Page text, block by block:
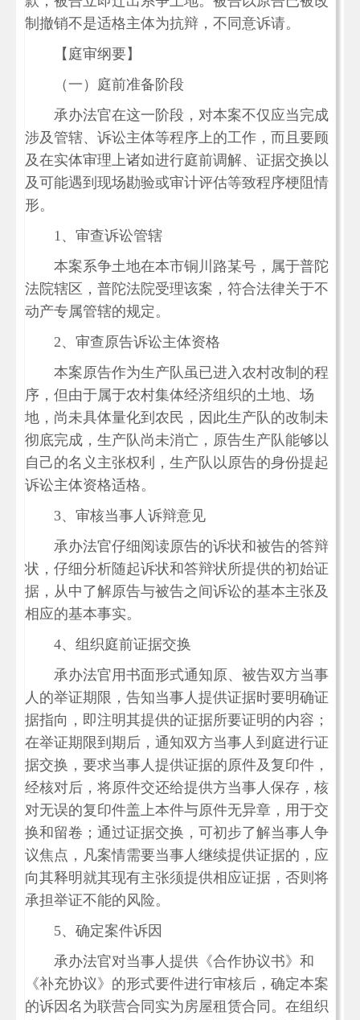
制撤销不是适格主体为抗辩，不同意诉请。
【庭审纲要】
（一）庭前准备阶段
承办法官在这一阶段，对本案不仅应当完成
涉及管辖、诉讼主体等程序上的工作，而且要顾
及在实体审理上诸如进行庭前调解、证据交换以
及可能遇到现场勘验或审计评估等致程序梗阻情
形。
1、审查诉讼管辖
本案系争土地在本市铜川路某号，属于普陀
法院辖区，普陀法院受理该案，符合法律关于不
动产专属管辖的规定。
2、审查原告诉讼主体资格
本案原告作为生产队虽已进入农村改制的程
序，但由于属于农村集体经济组织的土地、场
地，尚未具体量化到农民，因此生产队的改制未
彻底完成，生产队尚未消亡，原告生产队能够以
自己的名义主张权利，生产队以原告的身份提起
诉讼主体资格适格。
3、审核当事人诉辩意见
承办法官仔细阅读原告的诉状和被告的答辩
状，仔细分析随起诉状和答辩状所提供的初始证
据，从中了解原告与被告之间诉讼的基本主张及
相应的基本事实。
4、组织庭前证据交换
承办法官用书面形式通知原、被告双方当事
人的举证期限，告知当事人提供证据时要明确证
据指向，即注明其提供的证据所要证明的内容；
在举证期限到期后，通知双方当事人到庭进行证
据交换，要求当事人提供证据的原件及复印件，
经核对后，将原件交还给提供方当事人保存，核
对无误的复印件盖上本件与原件无异章，用于交
换和留卷；通过证据交换，可初步了解当事人争
议焦点，凡案情需要当事人继续提供证据的，应
向其释明就其现有主张须提供相应证据，否则将
承担举证不能的风险。
5、确定案件诉因
承办法官对当事人提供《合作协议书》和
《补充协议》的形式要件进行审核后，确定本案
的诉因名为联营合同实为房屋租赁合同。在组织